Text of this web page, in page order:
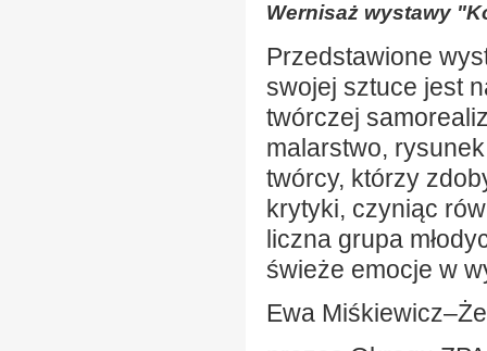
Wernisaż wystawy
Przedstawione
swojej sztuce jest
twórczej
malarstwo,
twórcy, którzy
krytyki, czyniąc
liczna grupa
świeże emocje w
Ewa